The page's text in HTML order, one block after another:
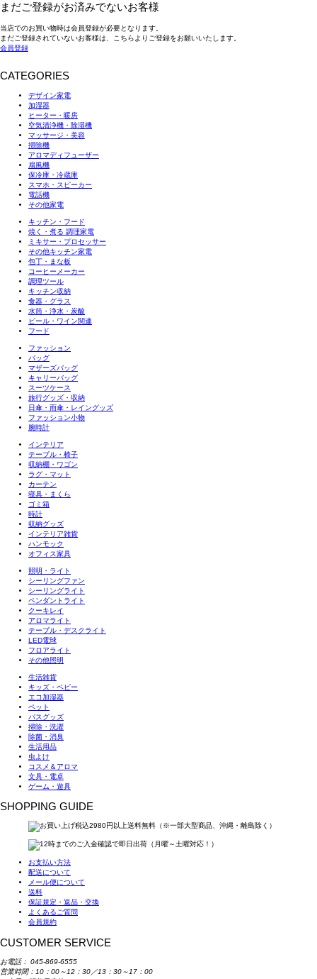
まだご登録がお済みでないお客様
当店でのお買い物時は会員登録が必要となります。
まだご登録されていないお客様は、こちらよりご登録をお願いいたします。
会員登録
CATEGORIES
デザイン家電
加湿器
ヒーター・暖房
空気清浄機・除湿機
マッサージ・美容
掃除機
アロマディフューザー
扇風機
保冷庫・冷蔵庫
スマホ・スピーカー
電話機
その他家電
キッチン・フード
焼く・煮る 調理家電
ミキサー・プロセッサー
その他キッチン家電
包丁・まな板
コーヒーメーカー
調理ツール
キッチン収納
食器・グラス
水筒・浄水・炭酸
ビール・ワイン関連
フード
ファッション
バッグ
マザーズバッグ
キャリーバッグ
スーツケース
旅行グッズ・収納
日傘・雨傘・レイングッズ
ファッション小物
腕時計
インテリア
テーブル・椅子
収納棚・ワゴン
ラグ・マット
カーテン
寝具・まくら
ゴミ箱
時計
収納グッズ
インテリア雑貨
ハンモック
オフィス家具
照明・ライト
シーリングファン
シーリングライト
ペンダントライト
クーキレイ
アロマライト
テーブル・デスクライト
LED電球
フロアライト
その他照明
生活雑貨
キッズ・ベビー
エコ加湿器
ペット
バスグッズ
掃除・洗濯
除菌・消臭
生活用品
虫よけ
コスメ＆アロマ
文具・電卓
ゲーム・遊具
SHOPPING GUIDE
お支払い方法
配送について
メール便について
送料
保証規定・返品・交換
よくあるご質問
会員規約
CUSTOMER SERVICE
お電話： 045-869-6555
営業時間：10：00～12：30／13：30～17：00